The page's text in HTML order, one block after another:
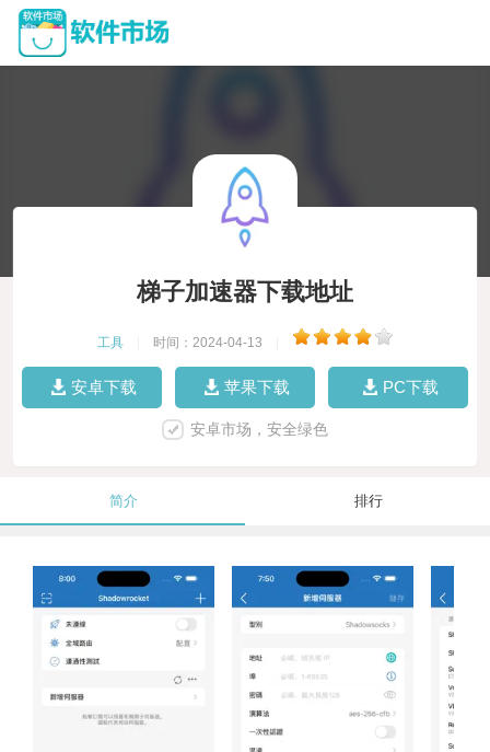
梯子加速器下载地址
工具 时间：2024-04-13
安卓下载 苹果下载 PC下载
安卓市场，安全绿色
简介 排行